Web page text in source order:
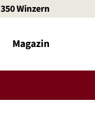
Winzern
Magazin